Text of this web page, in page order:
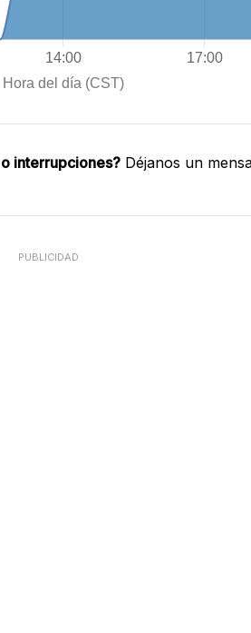
interrupciones? Déjanos un
PUBLICIDAD